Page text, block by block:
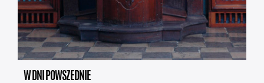
W DNI POWSZEDNIE